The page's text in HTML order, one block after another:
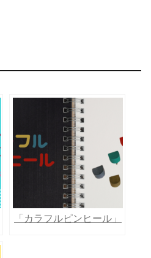
「カラフルピンヒール」